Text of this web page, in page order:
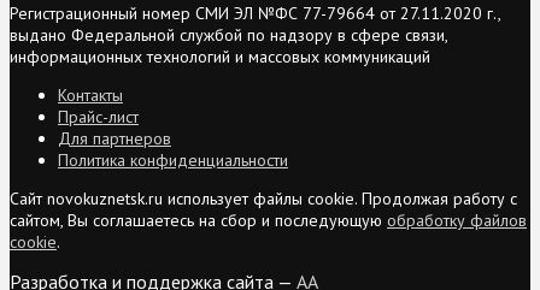
Регистрационный номер СМИ ЭЛ №ФС 77-79664 от 27.11.2020 г.,
выдано Федеральной службой по надзору в сфере связи,
информационных технологий и массовых коммуникаций
Контакты
Прайс-лист
Для партнеров
Политика конфиденциальности
Сайт novokuznetsk.ru использует файлы cookie. Продолжая работу с
сайтом, Вы соглашаетесь на сбор и последующую обработку файлов
cookie.
Разработка и поддержка сайта — AA